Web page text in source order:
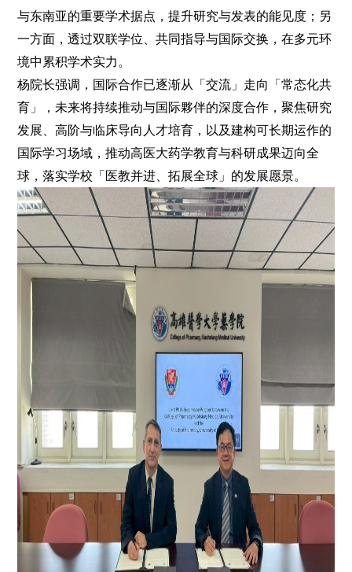
与东南亚的重要学术据点，提升研究与发表的能见度；另
一方面，透过双联学位、共同指导与国际交换，在多元环
境中累积学术实力。
杨院长强调，国际合作已逐渐从「交流」走向「常态化共
育」，未来将持续推动与国际夥伴的深度合作，聚焦研究
发展、高阶与临床导向人才培育，以及建构可长期运作的
国际学习场域，推动高医大药学教育与科研成果迈向全
球，落实学校「医教并进、拓展全球」的发展愿景。